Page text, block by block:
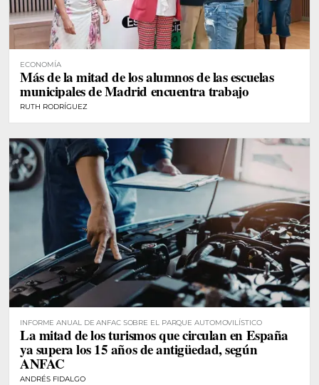
ECONOMÍA
Más de la mitad de los alumnos de las escuelas
municipales de Madrid encuentra trabajo
RUTH RODRÍGUEZ
INFORME ANUAL DE ANFAC SOBRE EL PARQUE AUTOMOVILÍSTICO
La mitad de los turismos que circulan en España
ya supera los 15 años de antigüedad, según
ANFAC
ANDRÉS FIDALGO